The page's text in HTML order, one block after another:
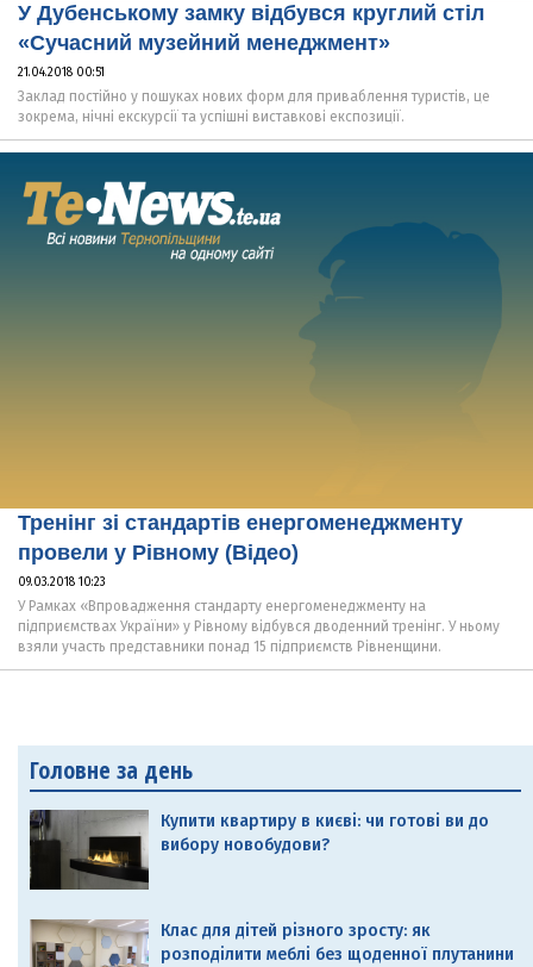
У Дубенському замку відбувся круглий стіл
«Сучасний музейний менеджмент»
21.04.2018 00:51
Заклад постійно у пошуках нових форм для приваблення туристів, це
зокрема, нічні екскурсії та успішні виставкові експозиції.
Тренінг зі стандартів енергоменеджменту
провели у Рівному (Відео)
09.03.2018 10:23
У Рамках «Впровадження стандарту енергоменеджменту на
підприємствах України» у Рівному відбувся дводенний тренінг. У ньому
взяли участь представники понад 15 підприємств Рівненщини.
Головне за день
Купити квартиру в києві: чи готові ви до
вибору новобудови?
Клас для дітей різного зросту: як
розподілити меблі без щоденної плутанини